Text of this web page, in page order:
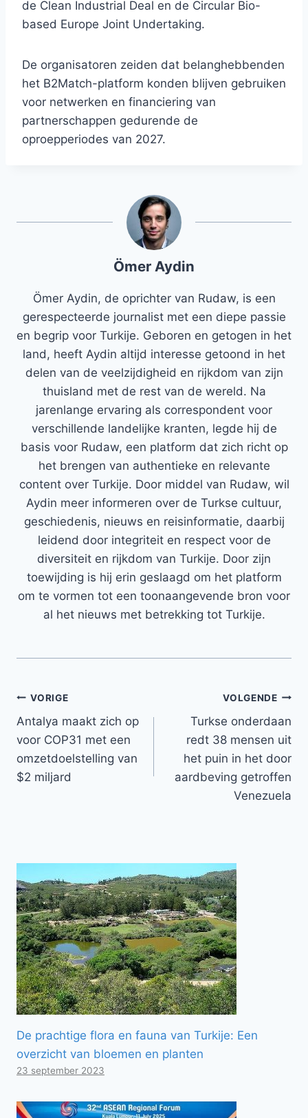
de Clean Industrial Deal en de Circular Bio-
based Europe Joint Undertaking.
De organisatoren zeiden dat belanghebbenden
het B2Match-platform konden blijven gebruiken
voor netwerken en financiering van
partnerschappen gedurende de
oproepperiodes van 2027.
Ömer Aydin
Ömer Aydin, de oprichter van Rudaw, is een
gerespecteerde journalist met een diepe passie
en begrip voor Turkije. Geboren en getogen in het
land, heeft Aydin altijd interesse getoond in het
delen van de veelzijdigheid en rijkdom van zijn
thuisland met de rest van de wereld. Na
jarenlange ervaring als correspondent voor
verschillende landelijke kranten, legde hij de
basis voor Rudaw, een platform dat zich richt op
het brengen van authentieke en relevante
content over Turkije. Door middel van Rudaw, wil
Aydin meer informeren over de Turkse cultuur,
geschiedenis, nieuws en reisinformatie, daarbij
leidend door integriteit en respect voor de
diversiteit en rijkdom van Turkije. Door zijn
toewijding is hij erin geslaagd om het platform
om te vormen tot een toonaangevende bron voor
al het nieuws met betrekking tot Turkije.
Bericht
navigatie
VORIGE
Antalya maakt zich op
voor COP31 met een
omzetdoelstelling van
$2 miljard
VOLGENDE
Turkse onderdaan
redt 38 mensen uit
het puin in het door
aardbeving getroffen
Venezuela
De prachtige flora en fauna van Turkije: Een
overzicht van bloemen en planten
23 september 2023